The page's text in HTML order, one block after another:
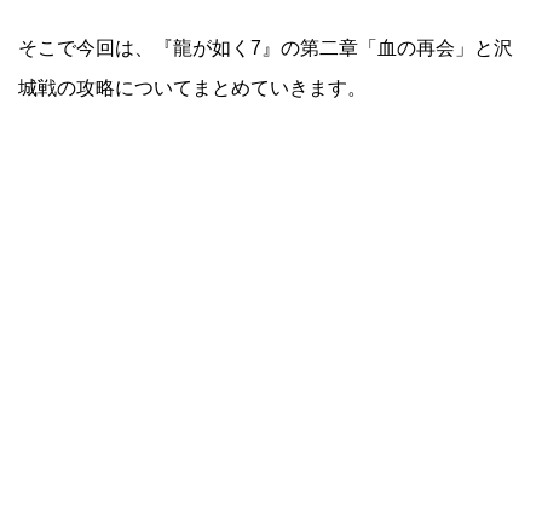
そこで今回は、『龍が如く7』の第二章「血の再会」と沢
城戦の攻略についてまとめていきます。